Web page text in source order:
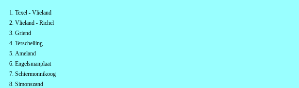
Texel - Vlieland
Vlieland - Richel
Griend
Terschelling
Ameland
Engelsmanplaat
Schiermonnikoog
Simonszand